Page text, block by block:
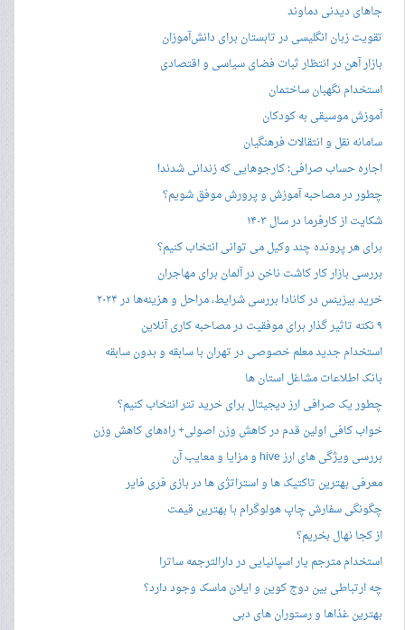
جاهای دیدنی دماوند
تقویت زبان انگلیسی در تابستان برای دانش‌آموزان
بازار آهن در انتظار ثبات فضای سیاسی و اقتصادی
استخدام نگهبان ساختمان
آموزش موسیقی به کودکان
سامانه نقل و انتقالات فرهنگیان
اجاره حساب صرافی؛ کارجوهایی که زندانی شدند!
چطور در مصاحبه‌ آموزش و پرورش موفق شویم؟
شکایت از کارفرما در سال ۱۴۰۳
برای هر پرونده چند وکیل می توانی انتخاب کنیم؟
بررسی بازار کار کاشت ناخن در آلمان برای مهاجران
خرید بیزینس در کانادا بررسی شرایط، مراحل و هزینه‌ها در ۲۰۲۴
۹ نکته تاثیر گذار برای موفقیت در مصاحبه کاری آنلاین
استخدام جدید معلم خصوصی در تهران با سابقه و بدون سابقه
بانک اطلاعات مشاغل استان ها
چطور یک صرافی ارز دیجیتال برای خرید تتر انتخاب کنیم؟
خواب کافی اولین قدم در کاهش وزن اصولی+ راه‌های کاهش وزن
بررسی ویژگی های ارز hive و مزایا و معایب آن
معرفی بهترین تاکتیک ها و استراتژی ها در بازی فری فایر
چگونگی سفارش چاپ هولوگرام با بهترین قیمت
از کجا نهال بخریم؟
استخدام مترجم یار اسپانیایی در دارالترجمه ساترا
چه ارتباطی بین دوج کوین و ایلان ماسک وجود دارد؟
بهترین غذاها و رستوران های دبی